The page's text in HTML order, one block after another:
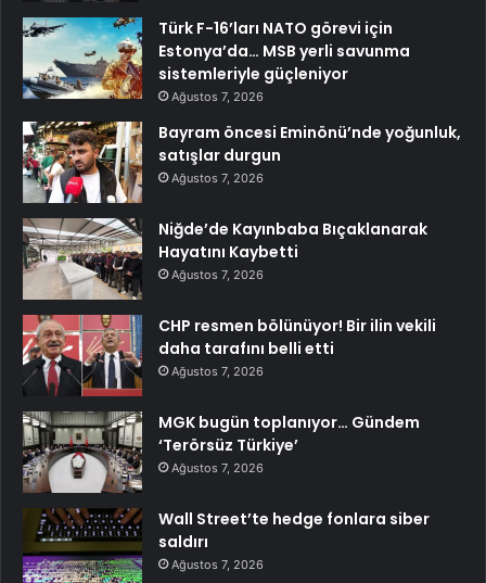
Türk F-16’ları NATO görevi için
Estonya’da… MSB yerli savunma
sistemleriyle güçleniyor
Ağustos 7, 2026
Bayram öncesi Eminönü’nde yoğunluk,
satışlar durgun
Ağustos 7, 2026
Niğde’de Kayınbaba Bıçaklanarak
Hayatını Kaybetti
Ağustos 7, 2026
CHP resmen bölünüyor! Bir ilin vekili
daha tarafını belli etti
Ağustos 7, 2026
MGK bugün toplanıyor… Gündem
‘Terörsüz Türkiye’
Ağustos 7, 2026
Wall Street’te hedge fonlara siber
saldırı
Ağustos 7, 2026